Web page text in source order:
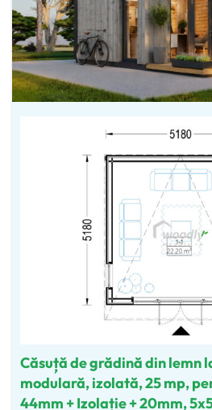
Căsuță de grădină din lemn
modulară, izolată, 25 mp,
44mm + Izolație + 20mm,